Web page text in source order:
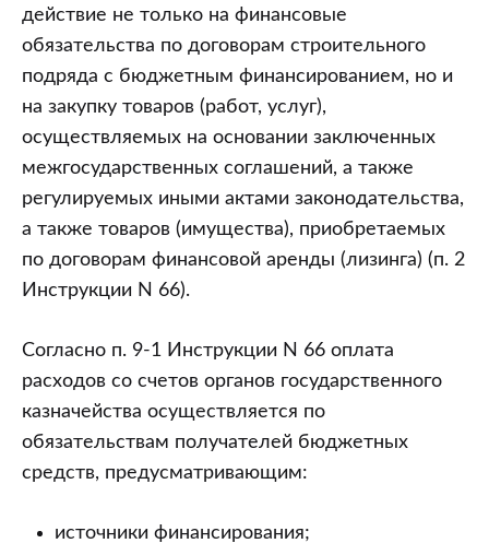
действие не только на финансовые
обязательства по договорам строительного
подряда с бюджетным финансированием, но и
на закупку товаров (работ, услуг),
осуществляемых на основании заключенных
межгосударственных соглашений, а также
регулируемых иными актами законодательства,
а также товаров (имущества), приобретаемых
по договорам финансовой аренды (лизинга) (п. 2
Инструкции N 66).
Согласно п. 9-1 Инструкции N 66 оплата
расходов со счетов органов государственного
казначейства осуществляется по
обязательствам получателей бюджетных
средств, предусматривающим:
источники финансирования;